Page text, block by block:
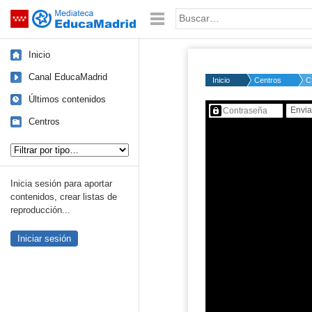
Saltar navegación Palabra o frase:
Inicio
Canal EducaMadrid
Últimos contenidos
Centros
Inicia sesión para aportar
contenidos, crear listas de
reproducción...
Iniciar sesión
Inicio Centros
Contenido protegido…